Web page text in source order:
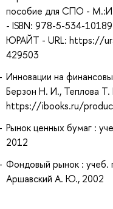
пособие для СПО -
- ISBN: 978-5-534-
ЮРАЙТ - URL: https://
429503
Инновации на
Берзон Н. И., Теплова
https://ibooks.ru/
Рынок ценных бумаг :
2012
Фондовый рынок : учеб.
Аршавский А. Ю., 2002